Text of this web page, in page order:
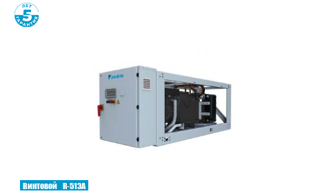
Винтовой R-513A